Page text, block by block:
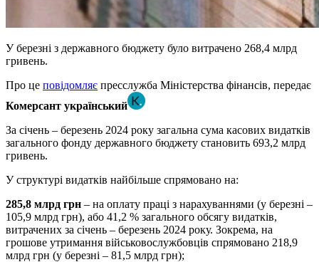
У березні з державного бюджету було витрачено 268,4 млрд
гривень.
Про це повідомляє пресслужба Міністерства фінансів, передає
Комерсант український
За січень – березень 2024 року загальна сума касових видатків
загального фонду державного бюджету становить 693,2 млрд
гривень.
У структурі видатків найбільше спрямовано на:
285,8 млрд грн – на оплату праці з нарахуваннями (у березні –
105,9 млрд грн), або 41,2 % загального обсягу видатків,
витрачених за січень – березень 2024 року. Зокрема, на
грошове утримання військовослужбовців спрямовано 218,9
млрд грн (у березні – 81,5 млрд грн);